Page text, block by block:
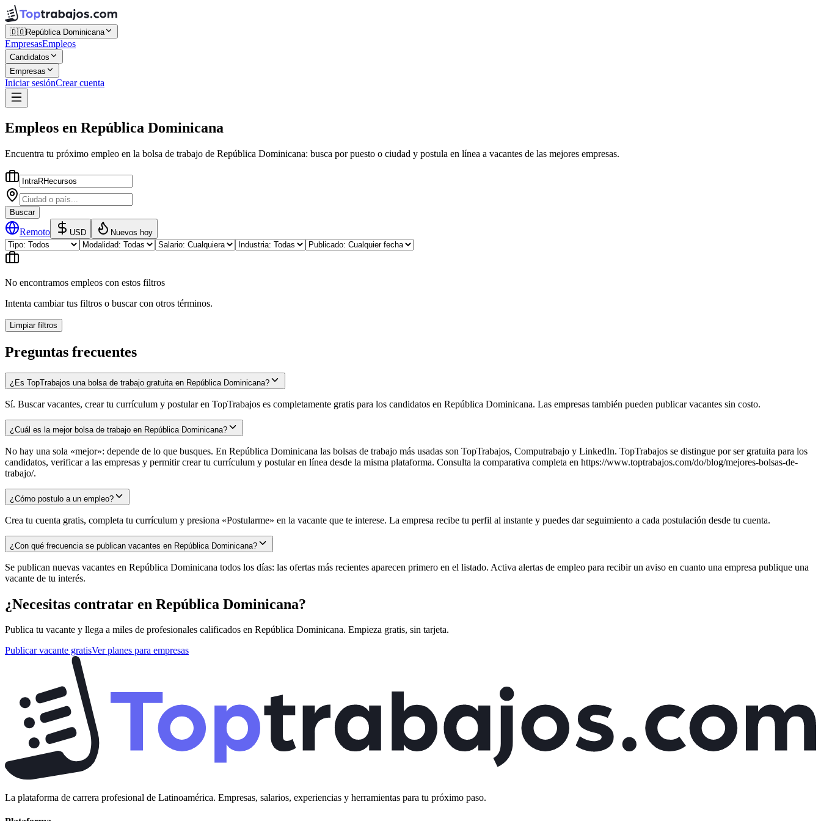
🇩🇴República Dominicana
EmpresasEmpleos
Candidatos
Empresas
Iniciar sesiónCrear cuenta
Empleos en República Dominicana
Encuentra tu próximo empleo en la bolsa de trabajo de República Dominicana: busca por puesto o ciudad y postula en línea a vacantes de las mejores empresas.
Buscar
Remoto USD Nuevos hoy
No encontramos empleos con estos filtros
Intenta cambiar tus filtros o buscar con otros términos.
Limpiar filtros
Preguntas frecuentes
¿Es TopTrabajos una bolsa de trabajo gratuita en República Dominicana?
Sí. Buscar vacantes, crear tu currículum y postular en TopTrabajos es completamente gratis para los candidatos en República Dominicana. Las empresas también pueden publicar vacantes sin costo.
¿Cuál es la mejor bolsa de trabajo en República Dominicana?
No hay una sola «mejor»: depende de lo que busques. En República Dominicana las bolsas de trabajo más usadas son TopTrabajos, Computrabajo y LinkedIn. TopTrabajos se distingue por ser gratuita para los
candidatos, verificar a las empresas y permitir crear tu currículum y postular en línea desde la misma plataforma. Consulta la comparativa completa en https://www.toptrabajos.com/do/blog/mejores-bolsas-de-
trabajo/.
¿Cómo postulo a un empleo?
Crea tu cuenta gratis, completa tu currículum y presiona «Postularme» en la vacante que te interese. La empresa recibe tu perfil al instante y puedes dar seguimiento a cada postulación desde tu cuenta.
¿Con qué frecuencia se publican vacantes en República Dominicana?
Se publican nuevas vacantes en República Dominicana todos los días: las ofertas más recientes aparecen primero en el listado. Activa alertas de empleo para recibir un aviso en cuanto una empresa publique una
vacante de tu interés.
¿Necesitas contratar en República Dominicana?
Publica tu vacante y llega a miles de profesionales calificados en República Dominicana. Empieza gratis, sin tarjeta.
Publicar vacante gratisVer planes para empresas
La plataforma de carrera profesional de Latinoamérica. Empresas, salarios, experiencias y herramientas para tu próximo paso.